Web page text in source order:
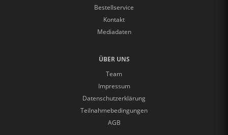
Bestellservice
Kontakt
Mediadaten
ÜBER UNS
Team
Impressum
Datenschutzerklärung
Teilnahmebedingungen
AGB